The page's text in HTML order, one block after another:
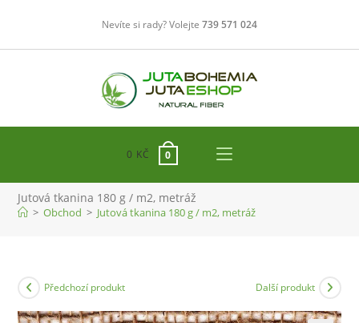
obsahu
Nevíte si rady? Volejte 739 571 024
0 KČ 0
Jutová tkanina 180 g / m2, metráž
> Obchod > Jutová tkanina 180 g / m2, metráž
Předchozí produkt Další produkt